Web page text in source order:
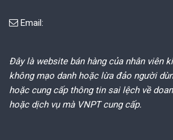
Email:
Đây là website bán hàng của nhân viên
không mạo danh hoặc lừa đảo người
hoặc cung cấp thông tin sai lệch về
hoặc dịch vụ mà VNPT cung cấp.